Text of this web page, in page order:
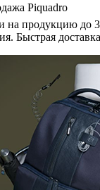
Piquadro
на продукцию до
Быстрая